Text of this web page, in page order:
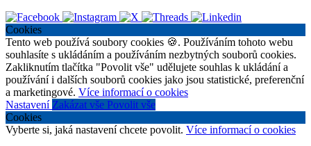
Cookies
Tento web používá soubory cookies 🍪. Používáním tohoto webu
souhlasíte s ukládáním a používáním nezbytných souborů cookies.
Zakliknutím tlačítka "Povolit vše" udělujete souhlas k ukládání a
používání i dalších souborů cookies jako jsou statistické, preferenční
a marketingové. Více informací o cookies
Nastavení Zakázat vše Povolit vše
Cookies
Vyberte si, jaká nastavení chcete povolit. Více informací o cookies